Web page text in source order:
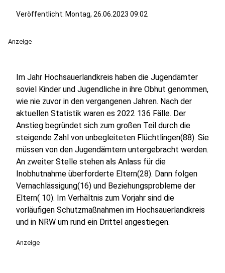
Veröffentlicht: Montag, 26.06.2023 09:02
Anzeige
Im Jahr Hochsauerlandkreis haben die Jugendämter
soviel Kinder und Jugendliche in ihre Obhut genommen,
wie nie zuvor in den vergangenen Jahren. Nach der
aktuellen Statistik waren es 2022 136 Fälle. Der
Anstieg begründet sich zum großen Teil durch die
steigende Zahl von unbegleiteten Flüchtlingen(88). Sie
müssen von den Jugendämtern untergebracht werden.
An zweiter Stelle stehen als Anlass für die
Inobhutnahme überforderte Eltern(28). Dann folgen
Vernachlässigung(16) und Beziehungsprobleme der
Eltern( 10). Im Verhältnis zum Vorjahr sind die
vorläufigen Schutzmaßnahmen im Hochsauerlandkreis
und in NRW um rund ein Drittel angestiegen.
Anzeige